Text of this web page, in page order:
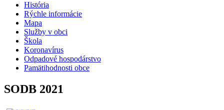
História
Rýchle informácie
Mapa
Služby v obci
Škola
Koronavírus
Odpadové hospodárstvo
Pamätihodnosti obce
SODB 2021